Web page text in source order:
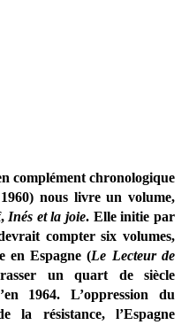
chronologique
nous livre un volume,
Inés et la joie. Elle initie par
compter six volumes,
en Espagne (Le Lecteur de
un quart de siècle
1964. L’oppression du
la résistance, l’Espagne